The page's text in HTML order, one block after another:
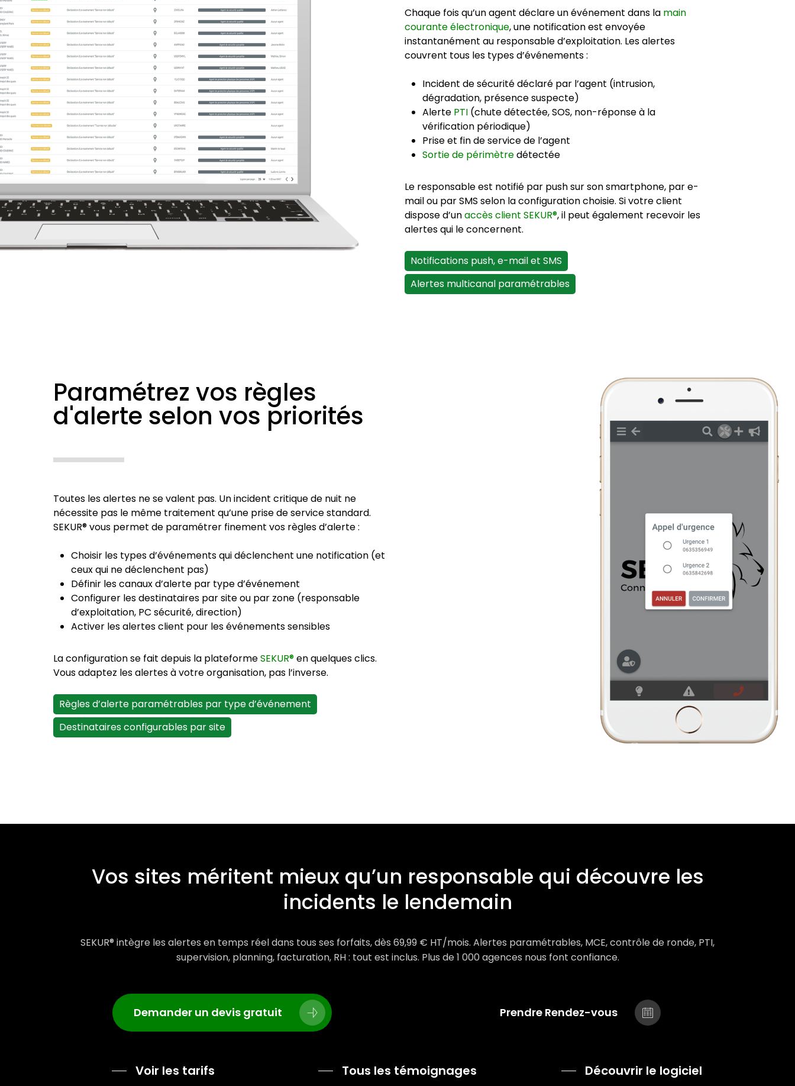
Chaque fois qu’un agent déclare un événement dans la main
courante électronique, une notification est envoyée
instantanément au responsable d’exploitation. Les alertes
couvrent tous les types d’événements :
Incident de sécurité déclaré par l’agent (intrusion,
dégradation, présence suspecte)
Alerte PTI(chute détectée, SOS, non-réponse à la
vérification périodique)
Prise et fin de service de l’agent
Sortie de périmètredétectée
Le responsable est notifié par push sur son smartphone, par e-
mail ou par SMS selon la configuration choisie. Si votre client
dispose d’unaccès client SEKUR®, il peut également recevoir les
alertes qui le concernent.
Notifications push, e-mail et SMS
Alertes multicanal paramétrables
Paramétrez vos règles
d'alerte selon vos priorités
Toutes les alertes ne se valent pas. Un incident critique de nuit ne
nécessite pas le même traitement qu’une prise de service standard.
SEKUR® vous permet de paramétrer finement vos règles d’alerte :
Choisir les types d’événements qui déclenchent une notification (et
ceux qui ne déclenchent pas)
Définir les canaux d’alerte par type d’événement
Configurer les destinataires par site ou par zone (responsable
d’exploitation, PC sécurité, direction)
Activer les alertes client pour les événements sensibles
La configuration se fait depuis la plateformeSEKUR®en quelques clics.
Vous adaptez les alertes à votre organisation, pas l’inverse.
Règles d’alerte paramétrables par type d’événement
Destinataires configurables par site
Vos sites méritent mieux qu’un responsable qui découvre les
incidents le lendemain
SEKUR® intègre les alertes en temps réel dans tous ses forfaits, dès 69,99 € HT/mois. Alertes paramétrables, MCE, contrôle de ronde, PTI,
supervision, planning, facturation, RH : tout est inclus. Plus de 1 000 agences nous font confiance.
Demander un devis gratuit Prendre Rendez-vous
Voir les tarifs Tous les témoignages Découvrir le logiciel